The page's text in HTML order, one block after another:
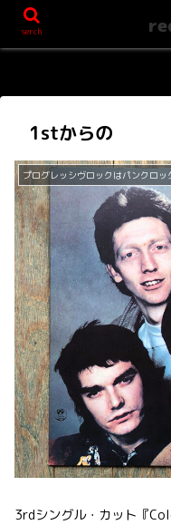
1stからの
プログレッシヴロックはパンクロッ
3rdシングル・カット『
serch